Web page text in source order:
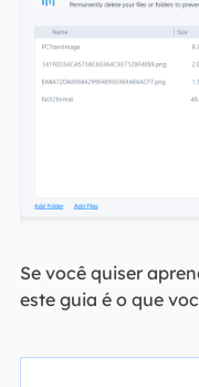
Se você quiser
este guia é o que